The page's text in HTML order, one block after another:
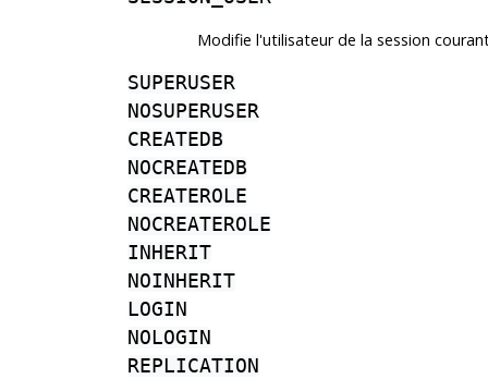
Modifie l'utilisateur de la session
SUPERUSER
NOSUPERUSER
CREATEDB
NOCREATEDB
CREATEROLE
NOCREATEROLE
INHERIT
NOINHERIT
LOGIN
NOLOGIN
REPLICATION